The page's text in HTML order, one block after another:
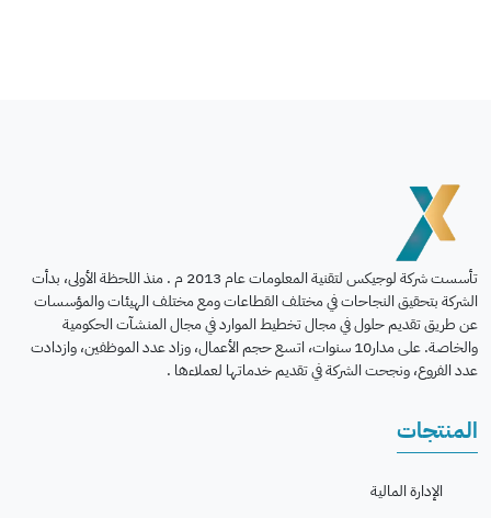
تأسست شركة لوجيكس لتقنية المعلومات عام 2013 م . منذ اللحظة الأولى، بدأت
الشركة بتحقيق النجاحات في مختلف القطاعات ومع مختلف الهيئات والمؤسسات
عن طريق تقديم حلول في مجال تخطيط الموارد في مجال المنشآت الحكومية
والخاصة. على مدار10 سنوات، اتسع حجم الأعمال، وزاد عدد الموظفين، وازدادت
عدد الفروع، ونجحت الشركة في تقديم خدماتها لعملاءها .
المنتجات
الإدارة المالية